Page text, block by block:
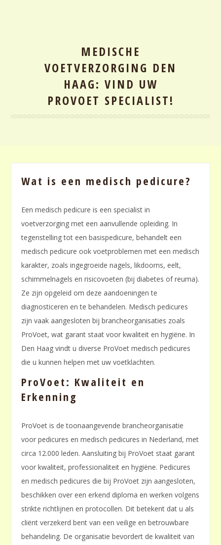
MEDISCHE
VOETVERZORGING DEN
HAAG: VIND UW
PROVOET SPECIALIST!
Wat is een medisch pedicure?
Een medisch pedicure is een specialist in
voetverzorging met een aanvullende opleiding. In
tegenstelling tot een basispedicure, behandelt een
medisch pedicure ook voetproblemen met een medisch
karakter, zoals ingegroeide nagels, likdoorns, eelt,
schimmelnagels en risicovoeten (bij diabetes of reuma).
Ze zijn opgeleid om deze aandoeningen te
diagnosticeren en te behandelen. Medisch pedicures
zijn vaak aangesloten bij brancheorganisaties zoals
ProVoet, wat garant staat voor kwaliteit en hygiëne. In
Den Haag vindt u diverse ProVoet medisch pedicures
die u kunnen helpen met uw voetklachten.
ProVoet: Kwaliteit en
Erkenning
ProVoet is de toonaangevende brancheorganisatie
voor pedicures en medisch pedicures in Nederland, met
circa 12.000 leden. Aansluiting bij ProVoet staat garant
voor kwaliteit, professionaliteit en hygiëne. Pedicures
en medisch pedicures die bij ProVoet zijn aangesloten,
beschikken over een erkend diploma en werken volgens
strikte richtlijnen en protocollen. Dit betekent dat u als
cliënt verzekerd bent van een veilige en betrouwbare
behandeling. De organisatie bevordert de kwaliteit van